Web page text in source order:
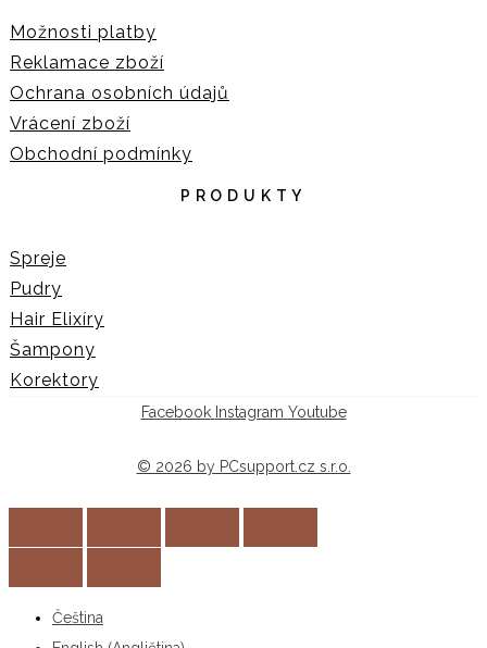
Možnosti platby
Reklamace zboží
Ochrana osobních údajů
Vrácení zboží
Obchodní podmínky
PRODUKTY
Spreje
Pudry
Hair Elixíry
Šampony
Korektory
Facebook Instagram Youtube
© 2026 by PCsupport.cz s.r.o.
Čeština